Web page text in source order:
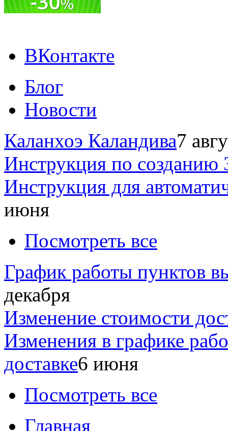
ВКонтакте
Блог
Новости
Каланхоэ Каландива7
Инструкция по созданию
Инструкция для
июня
Посмотреть все
График работы пунктов
декабря
Изменение стоимости
Изменения в графике
доставке6 июня
Посмотреть все
Главная